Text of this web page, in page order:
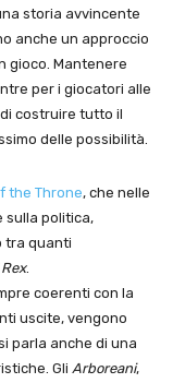
storia avvincente
anche un approccio
gioco. Mantenere
per i giocatori alle
costruire tutto il
delle possibilità.
the Throne, che nelle
sulla politica,
tra quanti
.
coerenti con la
uscite, vengono
parla anche di una
Gli Arboreani,